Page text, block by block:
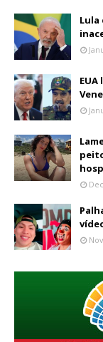
Lula